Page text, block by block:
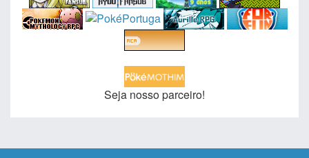
Seja nosso parceiro!